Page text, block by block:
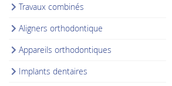
Travaux combinés
Aligners orthodontique
Appareils orthodontiques
Implants dentaires